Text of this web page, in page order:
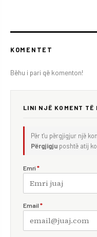
KOMENTET
Bëhu i pari që komenton!
LINI NJË KOMENT TË
Për t'u përgjigjur një
Përgjigju poshtë atij
Emri *
Email *